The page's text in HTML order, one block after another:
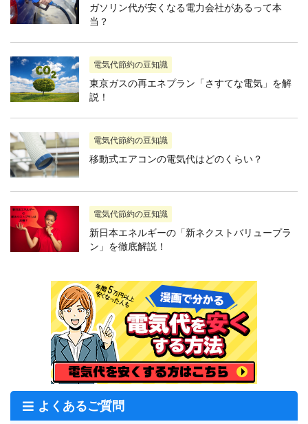
ガソリン代が安くなる電力会社があるって本
当？
電気代節約の豆知識
東京ガスの再エネプラン「さすてな電気」を解
説！
電気代節約の豆知識
移動式エアコンの電気代はどのくらい？
電気代節約の豆知識
新日本エネルギーの「新ネクストバリュープラ
ン」を徹底解説！
よくあるご質問